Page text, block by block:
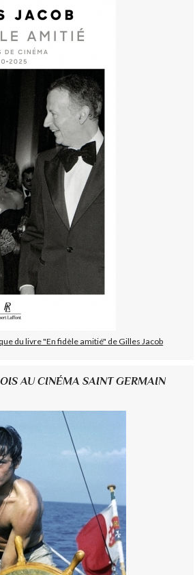
du livre "En fidèle amitié" de Gilles Jacob
AU CINÉMA SAINT GERMAIN